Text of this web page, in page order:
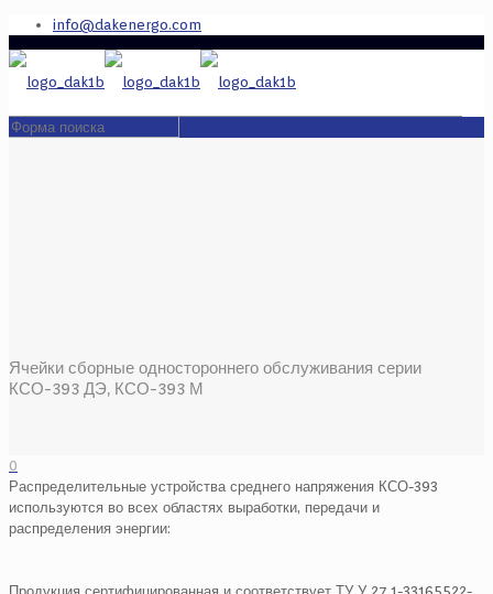
info@dakenergo.com
Ячейки сборные одностороннего обслуживания серии
КСО-393 ДЭ, КСО-393 М
0
Распределительные устройства среднего напряжения КСО-393
используются во всех областях выработки, передачи и
распределения энергии: